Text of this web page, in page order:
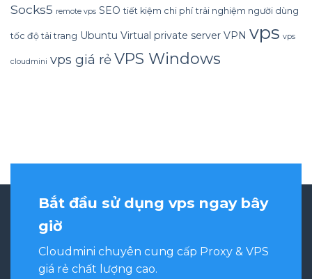
Socks5 remote vps SEO tiết kiệm chi phí trải nghiệm người dùng
tốc độ tải trang Ubuntu Virtual private server VPN vps vps
cloudmini vps giá rẻVPS Windows
Bắt đầu sử dụng vps ngay bây
giờ
Cloudmini chuyên cung cấp Proxy & VPS
giá rẻ chất lượng cao.